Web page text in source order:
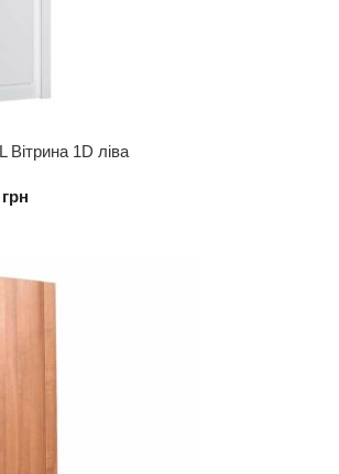
Вітрина 1D ліва
грн